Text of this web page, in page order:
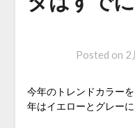
Posted on 2
今年のトレンドカラー
年はイエローとグレーに